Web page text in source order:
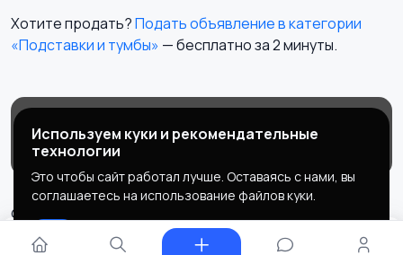
Хотите продать?Подать объявление в категории
«Подставки и тумбы» — бесплатно за 2 минуты.
Магазины
Служба поддержки
© 2026 MEGAPOLIS
Правила сервиса
Политика конфиденциальности
Используем куки и рекомендательные
технологии
Это чтобы сайт работал лучше. Оставаясь с нами, вы
соглашаетесь на использование файлов куки.
⚙ Фильтры